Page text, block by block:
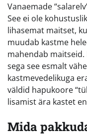
Vanaemade
See ei ole
lihasemat maitset,
muudab kastme
mahendab
sega see esmalt
kastmevedelikuga
väldid hapukoore
lisamist ära kastet
Mida